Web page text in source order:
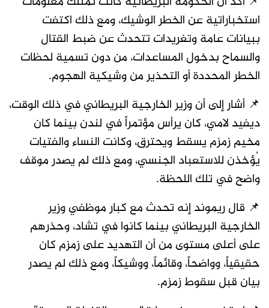
استخباراتية عن الخطر الوشيك، ومع ذلك اكتفت
ببيانات عامة وتغريدات تتحدث عن ضبط القتال
والسماح بدخول المساعدات، من دون تسمية لحظات
الخطر المحددة أو التحذير من وشيكية الهجوم.
📌 أشار إلى أن وزير الخارجية البريطاني في ذلك الوقت،
ديفيد لامي، كان يرأس مؤتمراً في لندن بينما كان
مخيم زمزم يسقط ويحترق، وكانت النساء والفتيات
يُؤخذن للاستعباد الجنسي، ومع ذلك لم يصدر موقف
واضح في تلك اللحظة.
📌 قال ريموند إنه تحدث مع كبار موظفي وزير
الخارجية البريطاني بينما كانوا في تشاد، وحذرهم
على أعلى مستوى من أن التهديد على زمزم كان
حقيقياً، وواضحاً، وقائماً، ووشيكاً، ومع ذلك لم يصدر
بيان قبل سقوط زمزم.